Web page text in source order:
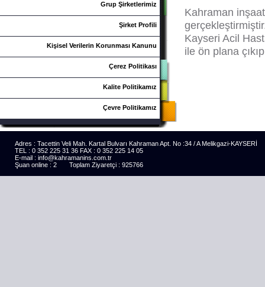
Grup Şirketlerimiz
Şirket Profili
Kişisel Verilerin Korunması Kanunu
Çerez Politikası
Kalite Politikamız
Çevre Politikamız
Kahraman
Kayseri Acil
ile ön plana
Adres : Tacettin Veli Mah. Kartal Bulvarı Kahraman Apt. No :34 / A Melikgazi-KAYSERİ
TEL : 0 352 225 31 36 FAX : 0 352 225 14 05
E-mail : info@kahramanins.com.tr
Şuan online : 2 Toplam Ziyaretçi : 925766